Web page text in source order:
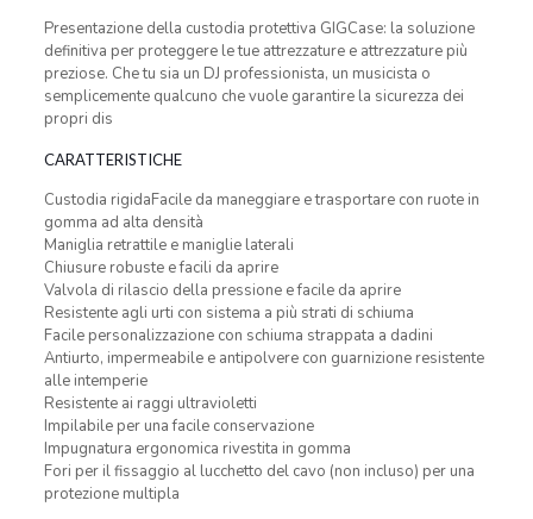
Presentazione della custodia protettiva GIGCase: la soluzione
definitiva per proteggere le tue attrezzature e attrezzature più
preziose. Che tu sia un DJ professionista, un musicista o
semplicemente qualcuno che vuole garantire la sicurezza dei
propri dis
CARATTERISTICHE
Custodia rigidaFacile da maneggiare e trasportare con ruote in
gomma ad alta densità
Maniglia retrattile e maniglie laterali
Chiusure robuste e facili da aprire
Valvola di rilascio della pressione e facile da aprire
Resistente agli urti con sistema a più strati di schiuma
Facile personalizzazione con schiuma strappata a dadini
Antiurto, impermeabile e antipolvere con guarnizione resistente
alle intemperie
Resistente ai raggi ultravioletti
Impilabile per una facile conservazione
Impugnatura ergonomica rivestita in gomma
Fori per il fissaggio al lucchetto del cavo (non incluso) per una
protezione multipla